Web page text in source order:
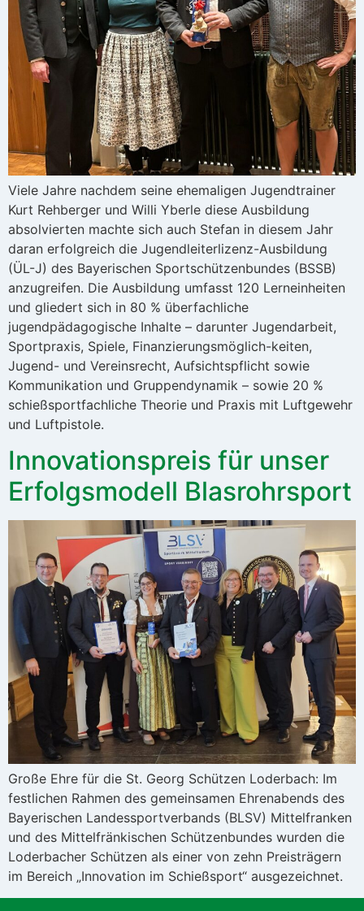
Viele Jahre nachdem seine ehemaligen Jugendtrainer
Kurt Rehberger und Willi Yberle diese Ausbildung
absolvierten machte sich auch Stefan in diesem Jahr
daran erfolgreich die Jugendleiterlizenz-Ausbildung
(ÜL-J) des Bayerischen Sportschützenbundes (BSSB)
anzugreifen. Die Ausbildung umfasst 120 Lerneinheiten
und gliedert sich in 80 % überfachliche
jugendpädagogische Inhalte – darunter Jugendarbeit,
Sportpraxis, Spiele, Finanzierungsmöglich-keiten,
Jugend- und Vereinsrecht, Aufsichtspflicht sowie
Kommunikation und Gruppendynamik – sowie 20 %
schießsportfachliche Theorie und Praxis mit Luftgewehr
und Luftpistole.
Innovationspreis für unser
Erfolgsmodell Blasrohrsport
Große Ehre für die St. Georg Schützen Loderbach: Im
festlichen Rahmen des gemeinsamen Ehrenabends des
Bayerischen Landessportverbands (BLSV) Mittelfranken
und des Mittelfränkischen Schützenbundes wurden die
Loderbacher Schützen als einer von zehn Preisträgern
im Bereich „Innovation im Schießsport“ ausgezeichnet.